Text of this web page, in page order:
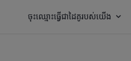
ចុះឈ្មោះធ្វើជាដៃគូរបស់យើង